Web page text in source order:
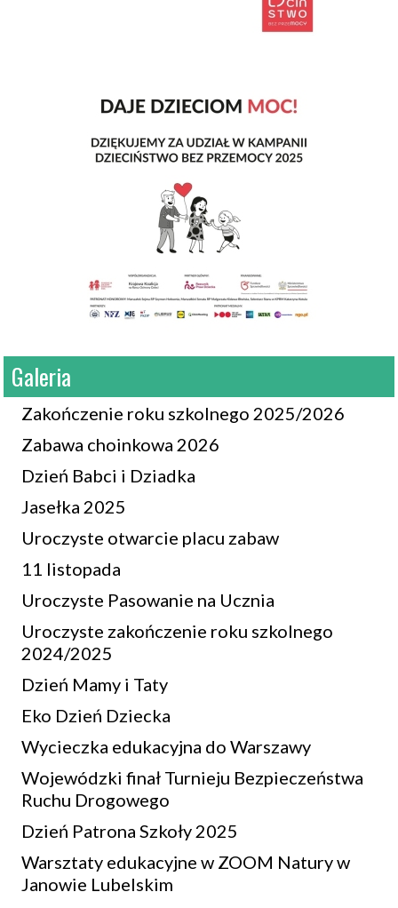
Galeria
Zakończenie roku szkolnego 2025/2026
Zabawa choinkowa 2026
Dzień Babci i Dziadka
Jasełka 2025
Uroczyste otwarcie placu zabaw
11 listopada
Uroczyste Pasowanie na Ucznia
Uroczyste zakończenie roku szkolnego
2024/2025
Dzień Mamy i Taty
Eko Dzień Dziecka
Wycieczka edukacyjna do Warszawy
Wojewódzki finał Turnieju Bezpieczeństwa
Ruchu Drogowego
Dzień Patrona Szkoły 2025
Warsztaty edukacyjne w ZOOM Natury w
Janowie Lubelskim